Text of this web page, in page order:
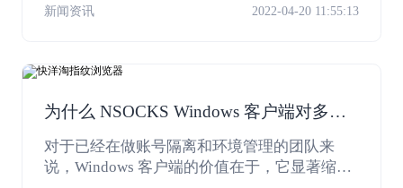
等常见操作，也更适合洋淘这类多账号和浏览
新闻资讯 2022-04-20 11:55:13
为什么 NSOCKS Windows 客户端对多账
号团队更实用
对于已经在做账号隔离和环境管理的团队来
说，Windows 客户端的价值在于，它显著缩短